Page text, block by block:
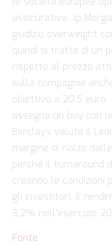
assicurativo. Jp
giudizio overweight
quindi si tratta di un
rispetto al prezzo
sulla compagnia
obiettivo a 20,5 euro.
assegna un buy con
Barclays valuta il
margine di rialzo
perché il turnaround
creando le
gli investitori. Il
3,2% nell’esercizio
Fonte